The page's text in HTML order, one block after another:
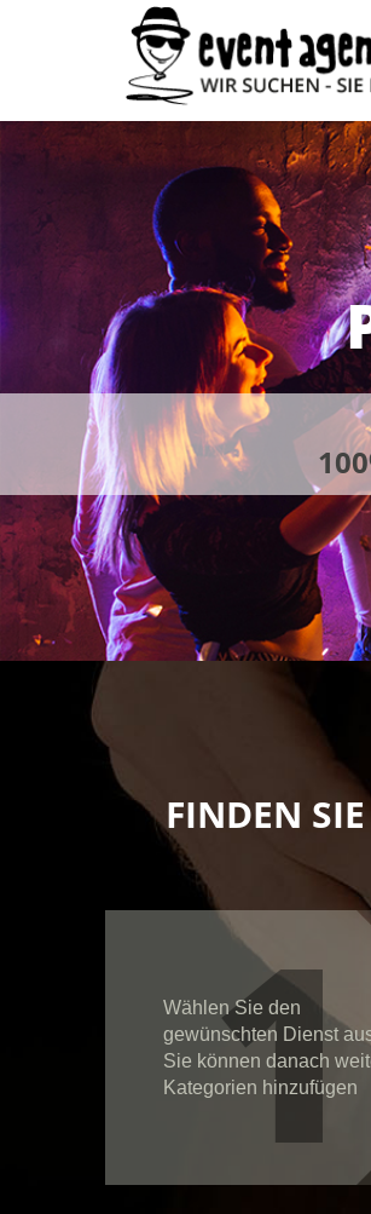
FINDEN
1
Wählen Sie den
gewünschten Dienst
Sie können danach
Kategorien hinzufügen